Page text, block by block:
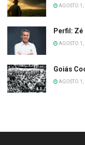
AGOSTO
Perfil:
AGOSTO
Goiás
AGOSTO